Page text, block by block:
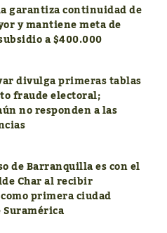
garantiza continuidad de
y mantiene meta de
a $400.000
divulga primeras tablas
fraude electoral;
no responden a las
de Barranquilla es con el
Char al recibir
primera ciudad